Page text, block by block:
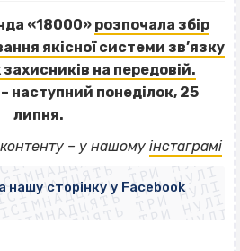
«18000» розпочала збір
якісної системи зв’язку
на передовій.
наступний понеділок, 25
липня.
– у нашому інстаграмі
ТРИ НУЛІ
ТРИ НУЛІ
ТРИ НУЛІ
ТРИ НУЛІ
ТРИ НУЛІ
ТРИ НУЛІ
ВІСІМНАДЦЯТЬ ТРИ НУЛІ
нашу сторінку у Facebook